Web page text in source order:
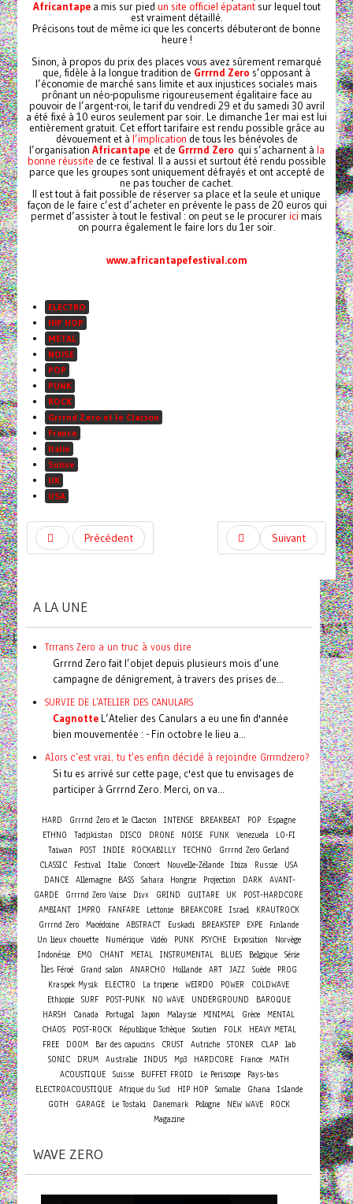
Africantapea mis sur pied un site officiel épatantsur lequel tout
est vraiment détaillé.
Précisons tout de même ici que les concerts débuteront de bonne
heure !
Sinon, à propos du prix des places vous avez sûrement remarqué
que, fidèle à la longue tradition de Grrrnd Zero s’opposant à
l’économie de marché sans limite et aux injustices sociales mais
prônant un néo-populisme rigoureusement égalitaire face au
pouvoir de l’argent-roi, le tarif du vendredi 29 et du samedi 30 avril
a été fixé à 10 euros seulement par soir. Le dimanche 1er mai est lui
entièrement gratuit. Cet effort tarifaire est rendu possible grâce au
dévouement et à l’implication de tous les bénévoles de
l’organisation Africantape et de Grrrnd Zero qui s’acharnent à la
bonne réussite de ce festival. Il a aussi et surtout été rendu possible
parce que les groupes sont uniquement défrayés et ont accepté de
ne pas toucher de cachet.
Il est tout à fait possible de réserver sa place et la seule et unique
façon de le faire c’est d’acheter en prévente le pass de 20 euros qui
permet d’assister à tout le festival : on peut se le procurerici mais
on pourra également le faire lors du 1er soir.
www.africantapefestival.com
ELECTRO
HIP HOP
METAL
NOISE
POP
PUNK
ROCK
Grrrnd Zero et le Clacson
France
Italie
Suisse
UK
USA
Précédent Suivant
A LA UNE
Trrrans Zero a un truc à vous dire
Grrrnd Zero fait l’objet depuis plusieurs mois d’une
campagne de dénigrement, à travers des prises de...
SURVIE DE L'ATELIER DES CANULARS
CagnotteL’Atelier des Canulars a eu une fin d'année
bien mouvementée : - Fin octobre le lieu a...
Alors c'est vrai, tu t'es enfin décidé à rejoindre Grrrndzero?
Si tu es arrivé sur cette page, c'est que tu envisages de
participer à Grrrnd Zero. Merci, on va...
HARD Grrrnd Zero et le Clacson INTENSE BREAKBEAT POP
Espagne
ETHNO
Tadjikistan DISCO DRONE NOISE FUNK Venezuela
LO-FI
Taiwan
POST INDIE ROCKABILLY TECHNO
Grrrnd Zero Gerland
CLASSIC
Festival Italie Concert Nouvelle-Zélande Ibiza Russie
USA
DANCE
Allemagne BASS Sahara Hongrie Projection DARK
AVANT-
GARDE
Grrrnd Zero Vaise Divx GRIND GUITARE UK
POST-HARDCORE
AMBIANT
IMPRO FANFARE Lettonie BREAKCORE Israel
KRAUTROCK
Grrrnd Zero Macédoine ABSTRACT Euskadi BREAKSTEP EXPE
Finlande
Un lieux chouette
Numérique Vidéo PUNK PSYCHE Exposition
Norvège
Indonésie
EMO CHANT METAL INSTRUMENTAL BLUES Belgique Série
Îles Féroé
Grand salon ANARCHO Hollande ART JAZZ Suède
PROG
Kraspek Mysik
ELECTRO La triperie WEIRDO POWER
COLDWAVE
Ethiopie
SURF POST-PUNK NO WAVE UNDERGROUND
BAROQUE
HARSH
Canada Portugal Japon Malaysie MINIMAL Grèce MENTAL
CHAOS
POST-ROCK République Tchèque Soutien FOLK
HEAVY METAL
FREE
DOOM Bar des capucins CRUST Autriche STONER CLAP
lab
SONIC
DRUM Australie INDUS Mp3 HARDCORE France MATH
ACOUSTIQUE
Suisse BUFFET FROID Le Periscope
Pays-bas
ELECTROACOUSTIQUE
Afrique du Sud HIP HOP Somalie Ghana
Islande
GOTH
GARAGE Le Tostaki Danemark Pologne NEW WAVE
ROCK
Magazine
WAVE ZERO